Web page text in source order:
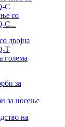
со
C...
голема
за носење